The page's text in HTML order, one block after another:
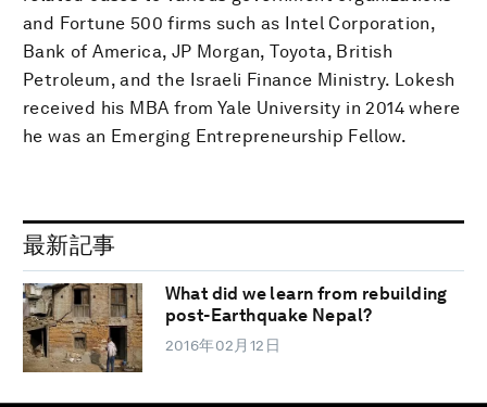
and Fortune 500 firms such as Intel Corporation,
Bank of America, JP Morgan, Toyota, British
Petroleum, and the Israeli Finance Ministry. Lokesh
received his MBA from Yale University in 2014 where
he was an Emerging Entrepreneurship Fellow.
最新記事
What did we learn from rebuilding
post-Earthquake Nepal?
2016年02月12日